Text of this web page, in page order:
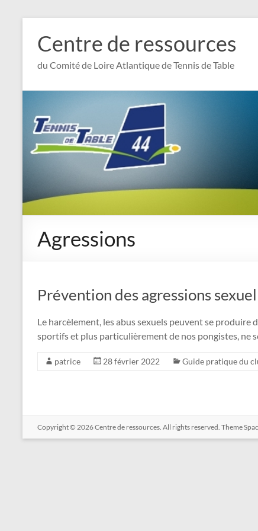
contenu
Centre de ressources
du Comité de Loire Atlantique de Tennis de Table
Agressions
Prévention des agressions
Le harcèlement, les abus sexuels peuvent se
sportifs et plus particulièrement de nos pongistes, ne
patrice 28 février 2022 Guide pratique du
Copyright © 2026Centre de ressources. All rights reserved. Theme